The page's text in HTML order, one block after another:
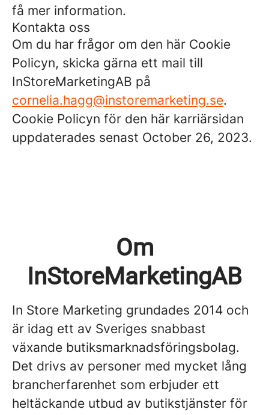
få mer information.
Kontakta oss
Om du har frågor om den här Cookie
Policyn, skicka gärna ett mail till
InStoreMarketingAB på
cornelia.hagg@instoremarketing.se.
Cookie Policyn för den här karriärsidan
uppdaterades senast October 26, 2023.
Om
InStoreMarketingAB
In Store Marketing grundades 2014 och
är idag ett av Sveriges snabbast
växande butiksmarknadsföringsbolag.
Det drivs av personer med mycket lång
brancherfarenhet som erbjuder ett
heltäckande utbud av butikstjänster för